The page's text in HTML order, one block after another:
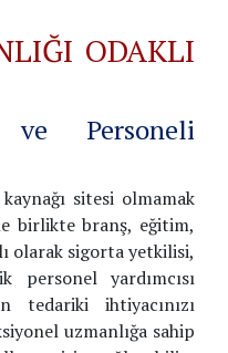
ODAKLI
Personeli
sitesi olmamak
birlikte branş, eğitim,
olarak sigorta yetkilisi,
yardımcısı
tedariki ihtiyacınızı
uzmanlığa sahip